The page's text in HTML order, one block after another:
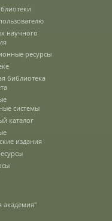
работе
научного
ресурсы
библиотека
системы
каталог
издания
академия"